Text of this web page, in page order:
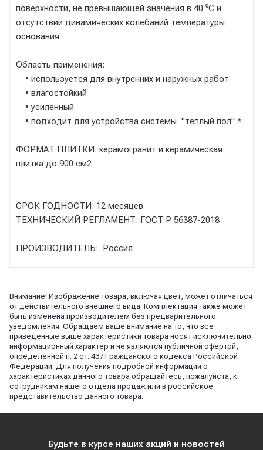
поверхности, не превышающей значения в 40 ⁰С и
отсутствии динамических колебаний температуры
основания.
Область применения:
• используется для внутренних и наружных работ
• влагостойкий
• усиленный
• подходит для устройства системы "теплый пол" *
ФОРМАТ ПЛИТКИ: керамогранит и керамическая
плитка до 900 см2
СРОК ГОДНОСТИ: 12 месяцев
ТЕХНИЧЕСКИЙ РЕГЛАМЕНТ: ГОСТ Р 56387-2018
ПРОИЗВОДИТЕЛЬ: Россия
Внимание! Изображение товара, включая цвет, может отличаться
от действительного внешнего вида. Комплектация также может
быть изменена производителем без предварительного
уведомления. Обращаем ваше внимание на то, что все
приведённые выше характеристики товара носят исключительно
информационный характер и не являются публичной офертой,
определённой п. 2 ст. 437 Гражданского кодекса Российской
Федерации. Для получения подробной информации о
характеристиках данного товара обращайтесь, пожалуйста, к
сотрудникам нашего отдела продаж или в российское
представительство данного товара.
Будьте в курсе наших акций и новостей